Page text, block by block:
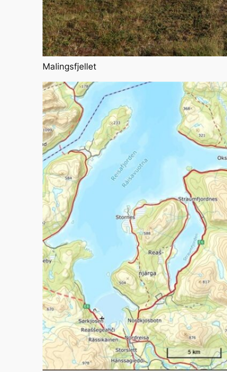
Malingsfjellet